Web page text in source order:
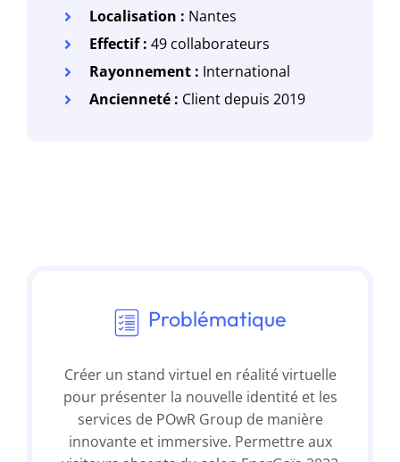
Localisation : Nantes
Effectif :49 collaborateurs
Rayonnement : International
Ancienneté : Client depuis 2019
Problématique
Créer un stand virtuel en réalité virtuelle
pour présenter la nouvelle identité et les
services de POwR Group de manière
innovante et immersive. Permettre aux